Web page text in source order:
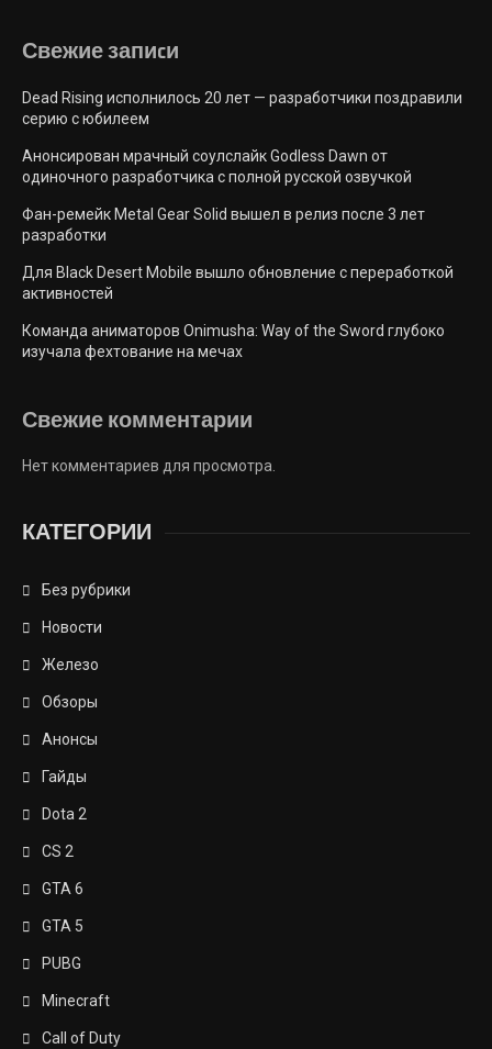
Свежие запиcи
Dead Rising исполнилось 20 лет — разработчики поздравили
серию с юбилеем
Анонсирован мрачный соулслайк Godless Dawn от
одиночного разработчика с полной русской озвучкой
Фан-ремейк Metal Gear Solid вышел в релиз после 3 лет
разработки
Для Black Desert Mobile вышло обновление с переработкой
активностей
Команда аниматоров Onimusha: Way of the Sword глубоко
изучала фехтование на мечах
Свежие комментарии
Нет комментариев для просмотра.
КАТЕГОРИИ
Без рубрики
Новости
Железо
Обзоры
Анонсы
Гайды
Dota 2
CS 2
GTA 6
GTA 5
PUBG
Minecraft
Call of Duty